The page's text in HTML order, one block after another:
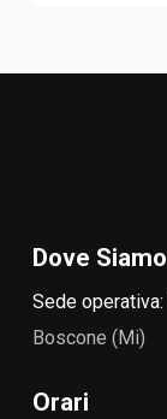
Dove Siamo
Sede operativa:
Boscone (Mi)
Orari